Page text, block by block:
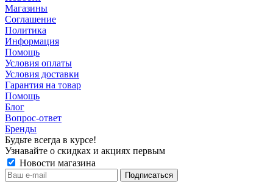
Магазины
Соглашение
Политика
Информация
Помощь
Условия оплаты
Условия доставки
Гарантия на товар
Помощь
Блог
Вопрос-ответ
Бренды
Будьте всегда в курсе!
Узнавайте о скидках и акциях первым
Новости магазина